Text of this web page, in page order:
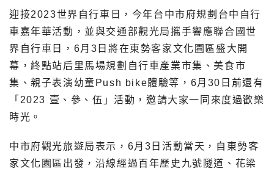
迎接2023世界自行車日，今年台中市府規劃台中自行
車嘉年華活動，並與交通部觀光局攜手響應聯合國世
界自行車日，6月3日將在東勢客家文化園區盛大開
幕，終點站后里馬場規劃自行車產業市集、美食市
集、親子表演幼童Push bike體驗等，6月30日前還有
「2023 壹、參、伍」活動，邀請大家一同來度過歡樂
時光。
中市府觀光旅遊局表示，6月3日活動當天，自東勢客
家文化園區出發，沿線經過百年歷史九號隧道、花梁